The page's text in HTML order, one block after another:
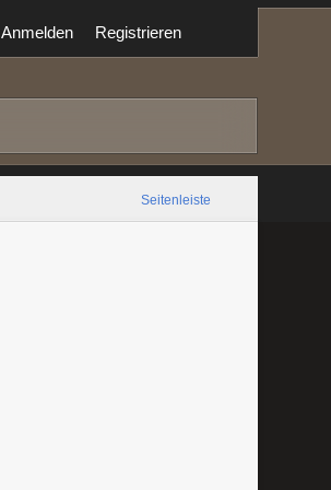
Anmelden Registrieren
Seitenleiste